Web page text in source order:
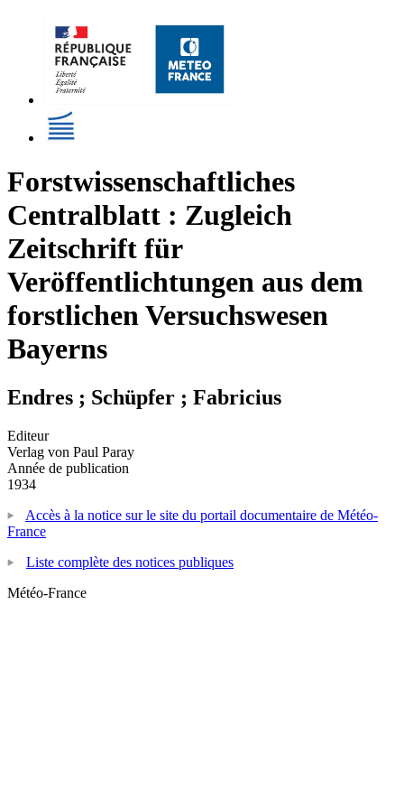
Forstwissenschaftliches
Centralblatt : Zugleich
Zeitschrift für
Veröffentlichtungen aus dem
forstlichen Versuchswesen
Bayerns
Endres ; Schüpfer ; Fabricius
Editeur
Verlag von Paul Paray
Année de publication
1934
Accès à la notice sur le site du portail documentaire de Météo-
France
Liste complète des notices publiques
Météo-France